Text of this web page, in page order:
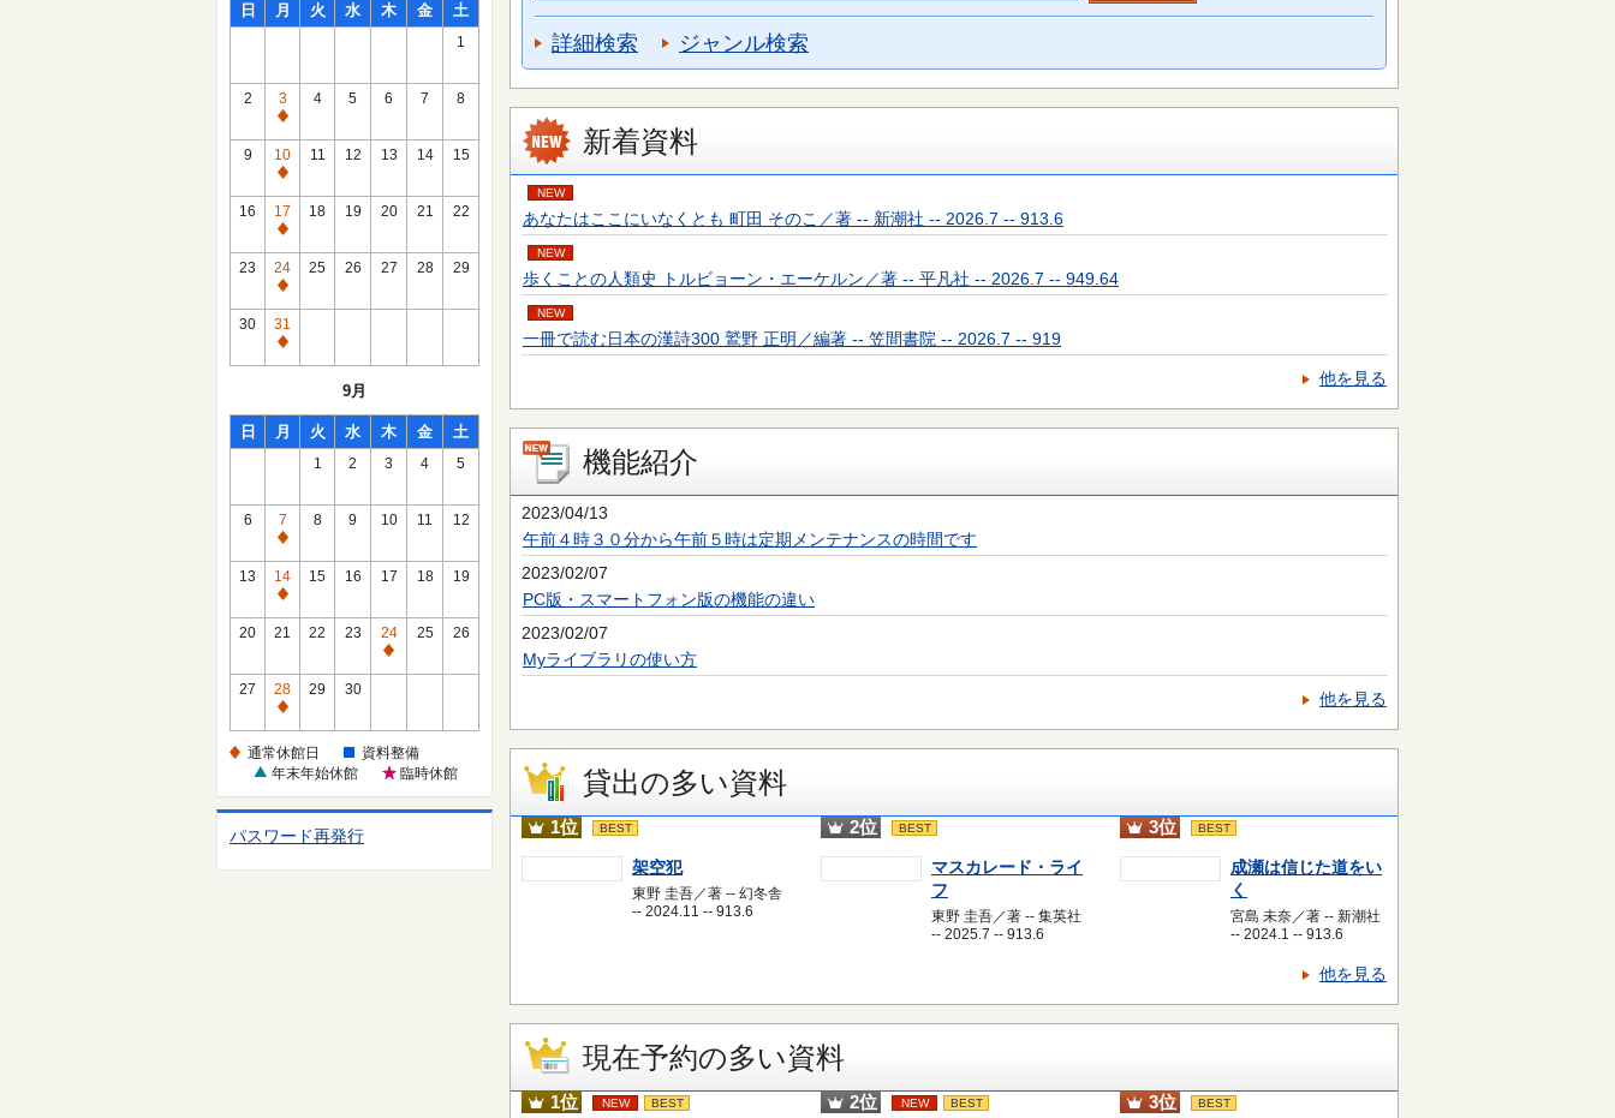
日 月 火 水 木 金 土
1
2
3
通
常
休
館
日
4 5 6 7 8
9
10
通
常
休
館
日
11 12 13 14 15
16
17
通
常
休
館
日
18 19 20 21 22
23
24
通
常
休
館
25 26 27 28 29
30
31
通
館
日
9月
日 月 火 水 木 金 土
1 2 3 4 5
6
7
通
常
休
館
8 9 10 11 12
13
14
通
常
館
日
15 16 17 18 19
20 21 22 23
24
通
館
日
25 26
27
28
通
休
日
29 30
通常休館日
資料整備
年末年始休館
臨時休館
パスワード再発行
詳細検索 ジャンル検索
新着資料
NEW
あなたはここにいなくとも 町田 そのこ／著 -- 新潮社 -- 2026.7 -- 913.6
NEW
歩くことの人類史 トルビョーン・エーケルン／著 -- 平凡社 -- 2026.7 -- 949.64
NEW
一冊で読む日本の漢詩300 鷲野 正明／編著 -- 笠間書院 -- 2026.7 -- 919
他を見る
機能紹介
2023/04/13
午前４時３０分から午前５時は定期メンテナンスの時間です
2023/02/07
PC版・スマートフォン版の機能の違い
2023/02/07
Myライブラリの使い方
他を見る
貸出の多い資料
1位 BEST
架空犯
東野 圭吾／著 -- 幻冬舎
-- 2024.11 -- 913.6
2位 BEST
マスカレード・ライ
フ
東野 圭吾／著 -- 集英社
-- 2025.7 -- 913.6
3位 BEST
成瀬は信じた道をい
く
宮島 未奈／著 -- 新潮社
-- 2024.1 -- 913.6
他を見る
現在予約の多い資料
1位 NEW BEST 2位 NEW BEST 3位 BEST